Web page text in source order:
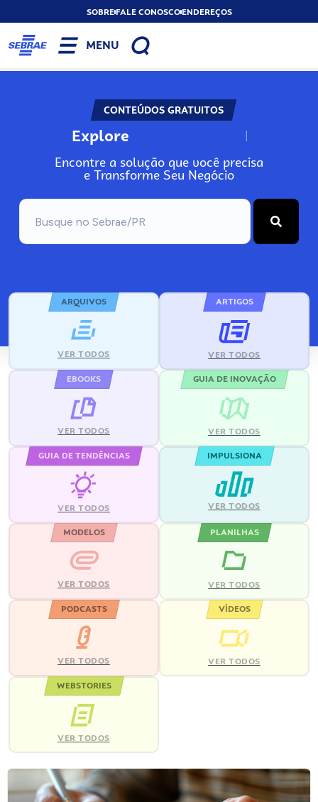
SOBREFALE CONOSCOENDEREÇOS
MENU
CONTEÚDOS GRATUITOS
Explore N
Encontre a solução que você precisa
e Transforme Seu Negócio
ARQUIVOS
VER TODOS
ARTIGOS
VER TODOS
EBOOKS
VER TODOS
GUIA DE INOVAÇÃO
VER TODOS
GUIA DE TENDÊNCIAS
VER TODOS
IMPULSIONA
VER TODOS
MODELOS
VER TODOS
PLANILHAS
VER TODOS
PODCASTS
VER TODOS
VÍDEOS
VER TODOS
WEBSTORIES
VER TODOS